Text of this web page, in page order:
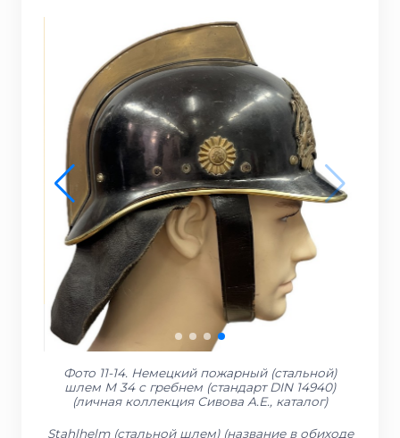
Фото 11-14. Немецкий пожарный (стальной)
шлем М 34 с гребнем (стандарт DIN 14940)
(личная коллекция Сивова А.Е., каталог)
Stahlhelm (стальной шлем) (название в обиходе